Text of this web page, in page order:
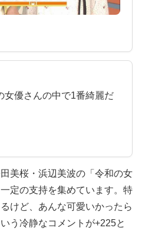
女優さんの中で1番綺麗だ
美桜・浜辺美波の「令和の女
定の支持を集めています。特
けど、あんな可愛いかったら
う冷静なコメントが+225と